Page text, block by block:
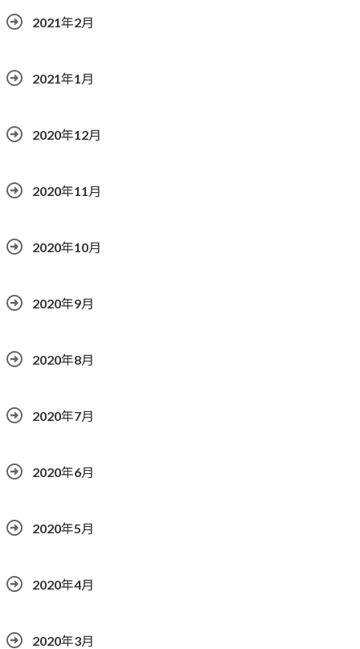
2021年2月
2021年1月
2020年12月
2020年11月
2020年10月
2020年9月
2020年8月
2020年7月
2020年6月
2020年5月
2020年4月
2020年3月